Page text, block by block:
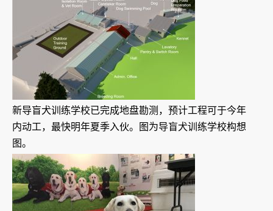
新导盲犬训练学校已完成地盘勘测，预计工程可于今年
内动工，最快明年夏季入伙。图为导盲犬训练学校构想
图。